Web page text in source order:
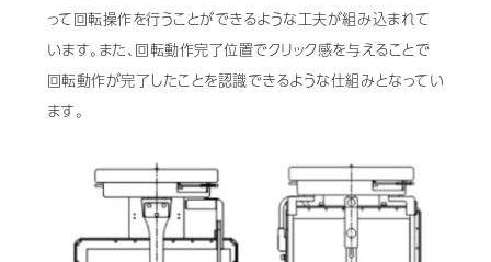
って回転操作を行うことができるような工夫が組み込まれて
います。また、回転動作完了位置でクリック感を与えることで
回転動作が完了したことを認識できるような仕組みとなってい
ます。